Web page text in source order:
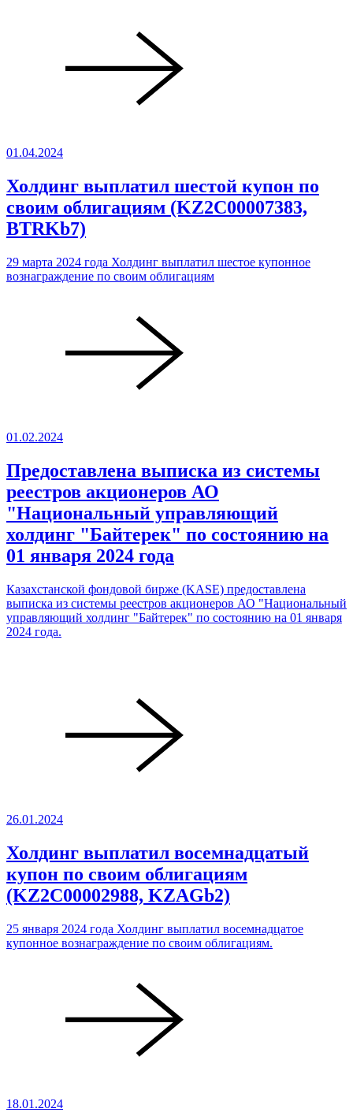
01.04.2024
Холдинг выплатил шестой купон по
своим облигациям (KZ2C00007383,
BTRKb7)
29 марта 2024 года Холдинг выплатил шестое купонное
вознаграждение по своим облигациям
01.02.2024
Предоставлена выписка из системы
реестров акционеров АО
"Национальный управляющий
холдинг "Байтерек" по состоянию на
01 января 2024 года
Казахстанской фондовой бирже (KASE) предоставлена
выписка из системы реестров акционеров АО "Национальный
управляющий холдинг "Байтерек" по состоянию на 01 января
2024 года.
26.01.2024
Холдинг выплатил восемнадцатый
купон по своим облигациям
(KZ2C00002988, KZAGb2)
25 января 2024 года Холдинг выплатил восемнадцатое
купонное вознаграждение по своим облигациям.
18.01.2024